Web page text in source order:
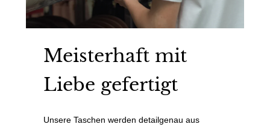
Meisterhaft mit
Liebe gefertigt
Unsere Taschen werden detailgenau aus